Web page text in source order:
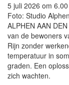
5 juli 2026 om
Foto: Studio Alphen
ALPHEN AAN
van de bewoners
Rijn zonder
temperatuur in
graden. Een
zich wachten.